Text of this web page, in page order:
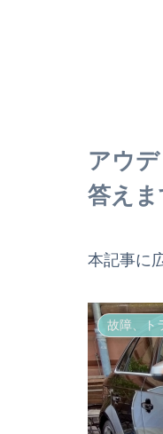
アウ
答え
本記事に
故障、ト